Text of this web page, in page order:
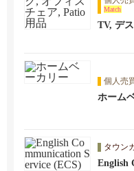
Match
TV, デ
個人売
ホーム
タウン
English